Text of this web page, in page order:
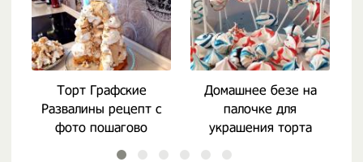
Торт Графские
Развалины рецепт с
фото пошагово
Домашнее безе на
палочке для
украшения торта